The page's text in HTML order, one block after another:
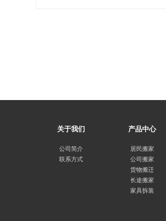
关于我们
公司简介
联系方式
产品中心
居民搬家
公司搬家
货物搬迁
长途搬家
家具拆装